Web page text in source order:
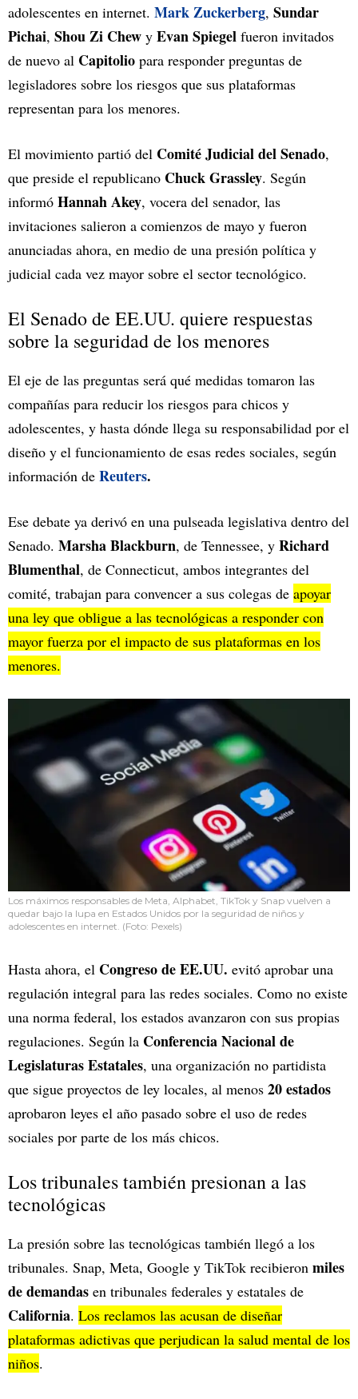
adolescentes en internet. Mark Zuckerberg, Sundar
Pichai, Shou Zi Chew y Evan Spiegel fueron invitados
de nuevo al Capitolio para responder preguntas de
legisladores sobre los riesgos que sus plataformas
representan para los menores.
El movimiento partió del Comité Judicial del Senado,
que preside el republicano Chuck Grassley. Según
informó Hannah Akey, vocera del senador, las
invitaciones salieron a comienzos de mayo y fueron
anunciadas ahora, en medio de una presión política y
judicial cada vez mayor sobre el sector tecnológico.
El Senado de EE.UU. quiere respuestas
sobre la seguridad de los menores
El eje de las preguntas será qué medidas tomaron las
compañías para reducir los riesgos para chicos y
adolescentes, y hasta dónde llega su responsabilidad por el
diseño y el funcionamiento de esas redes sociales, según
información de Reuters.
Ese debate ya derivó en una pulseada legislativa dentro del
Senado. Marsha Blackburn, de Tennessee, y Richard
Blumenthal, de Connecticut, ambos integrantes del
comité, trabajan para convencer a sus colegas de apoyar
una ley que obligue a las tecnológicas a responder con
mayor fuerza por el impacto de sus plataformas en los
menores.
Los máximos responsables de Meta, Alphabet, TikTok y Snap vuelven a
quedar bajo la lupa en Estados Unidos por la seguridad de niños y
adolescentes en internet. (Foto: Pexels)
Hasta ahora, el Congreso de EE.UU. evitó aprobar una
regulación integral para las redes sociales. Como no existe
una norma federal, los estados avanzaron con sus propias
regulaciones. Según la Conferencia Nacional de
Legislaturas Estatales, una organización no partidista
que sigue proyectos de ley locales, al menos 20 estados
aprobaron leyes el año pasado sobre el uso de redes
sociales por parte de los más chicos.
Los tribunales también presionan a las
tecnológicas
La presión sobre las tecnológicas también llegó a los
tribunales. Snap, Meta, Google y TikTok recibieron miles
de demandas en tribunales federales y estatales de
California. Los reclamos las acusan de diseñar
plataformas adictivas que perjudican la salud mental de los
niños.